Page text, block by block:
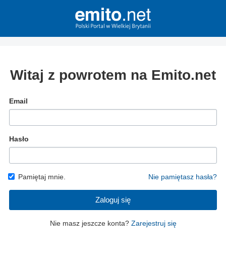
Witaj z powrotem na Emito.net
Email
Hasło
Pamiętaj mnie. Nie pamiętasz hasła?
Zaloguj się
Nie masz jeszcze konta? Zarejestruj się